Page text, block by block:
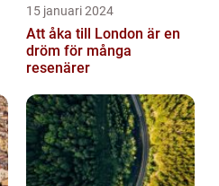
15 januari 2024
Att åka till London är en
dröm för många
resenärer